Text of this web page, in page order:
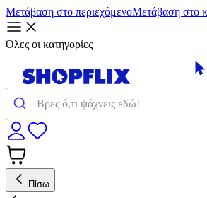
Μετάβαση στο περιεχόμενοΜετάβαση στο
Όλες οι κατηγορίες
Πίσω